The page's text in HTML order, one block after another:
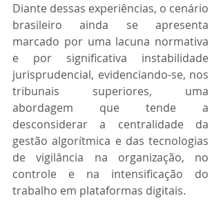
Diante dessas experiências, o cenário
brasileiro ainda se apresenta
marcado por uma lacuna normativa
e por significativa instabilidade
jurisprudencial, evidenciando-se, nos
tribunais superiores, uma
abordagem que tende a
desconsiderar a centralidade da
gestão algorítmica e das tecnologias
de vigilância na organização, no
controle e na intensificação do
trabalho em plataformas digitais.